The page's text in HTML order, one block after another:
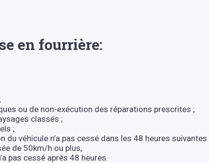
en fourrière:
ou de non-exécution des réparations prescrites ;
classés ;
;
véhicule n’a pas cessé dans les 48 heures suivantes.
de 50km/h ou plus,
pas cessé après 48 heures.